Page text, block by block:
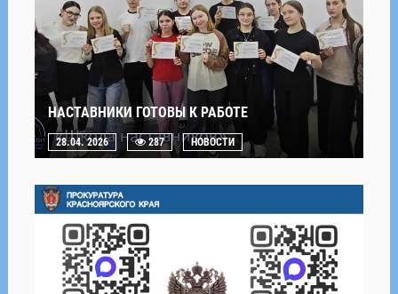
НАСТАВНИКИ ГОТОВЫ К РАБОТЕ
28.04. 2026 287 НОВОСТИ